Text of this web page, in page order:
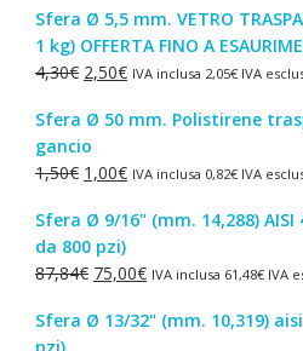
originale
era:
44,52€.
attuale
è:
38,00€.
Sfera Ø 5,5 mm. VETRO
1 kg) OFFERTA FINO A
4,30€ Il
originale
era:
4,30€.
2,50€Il
attuale
2,50€.
IVA inclusa 2,05€IVA
Sfera Ø 50 mm. Polistirene
gancio
1,50€ Il
originale
era:
1,50€.
1,00€Il
attuale
è:
1,00€.
IVA inclusa 0,82€IVA
Sfera Ø 9/16" (mm. 14,288) AISI
da 800 pzi)
87,84€ Il
originale
75,00€Il
attuale
IVA inclusa 61,48€IVA
Sfera Ø 13/32" (mm. 10,319) aisi
pzi)